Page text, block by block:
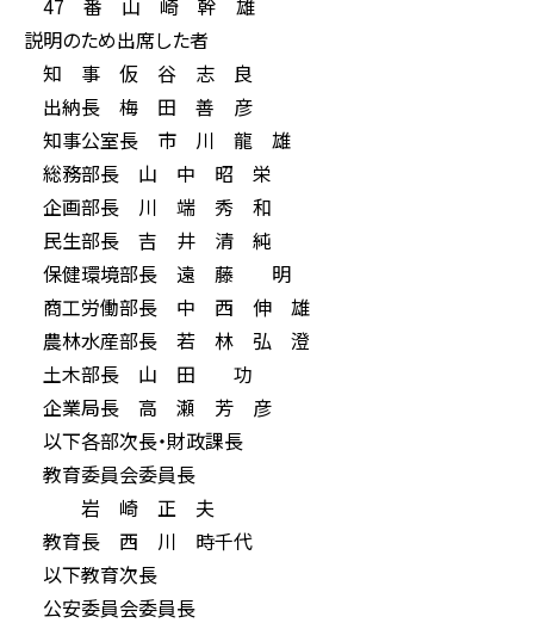
47 番 山 崎 幹 雄
説明のため出席した者
知 事 仮 谷 志 良
出納長 梅 田 善 彦
知事公室長 市 川 龍 雄
総務部長 山 中 昭 栄
企画部長 川 端 秀 和
民生部長 吉 井 清 純
保健環境部長 遠 藤 明
商工労働部長 中 西 伸 雄
農林水産部長 若 林 弘 澄
土木部長 山 田 功
企業局長 高 瀬 芳 彦
以下各部次長・財政課長
教育委員会委員長
岩 崎 正 夫
教育長 西 川 時千代
以下教育次長
公安委員会委員長